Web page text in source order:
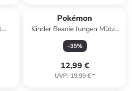
Pokémon
Kinder Beanie Jungen Mütze
Pikachu Wintermütze Strick in
Schwarz
-35%
12,99 €
UVP: 19,99 €*